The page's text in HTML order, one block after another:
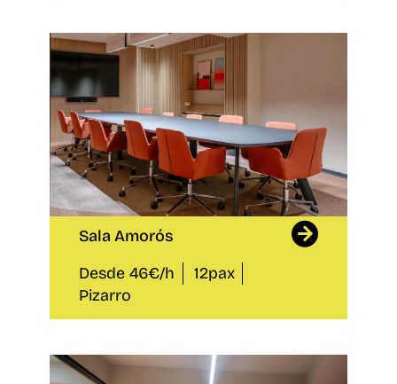
Sala Amorós
Desde 46€/h
12pax
Pizarro